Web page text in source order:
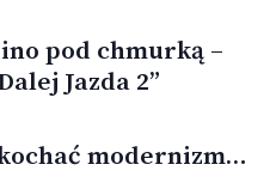
pod chmurką –
Jazda 2”
modernizm…